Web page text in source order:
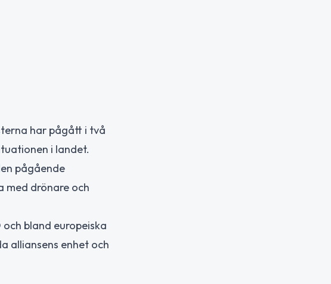
har pågått i två
i landet.
pågående
med drönare och
bland europeiska
alliansens enhet och